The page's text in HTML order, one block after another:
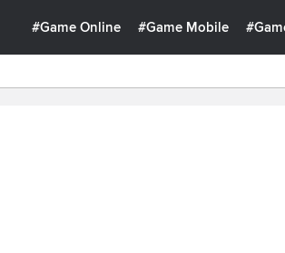
#Game Online #Game Mobile